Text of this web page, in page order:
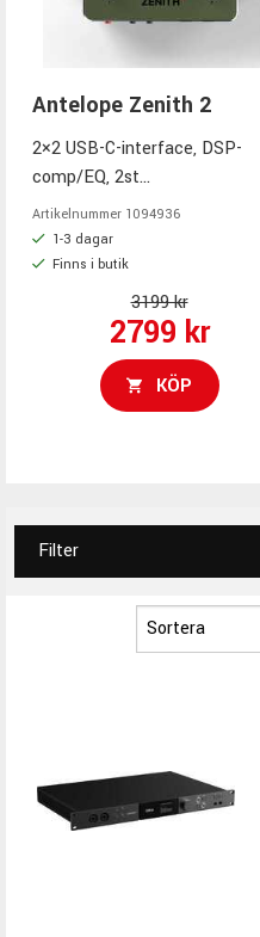
Antelope Zenith 2
2×2 USB-C-interface, DSP-
comp/EQ, 2st
mikrofonförstärkare, 123 dB
conversion, MIDI I/O, loopback,
bus-powered, inkluderad
Artikelnummer 1094936
1-3 dagar
Finns i butik
3199 kr
2799 kr
KÖP
Filter